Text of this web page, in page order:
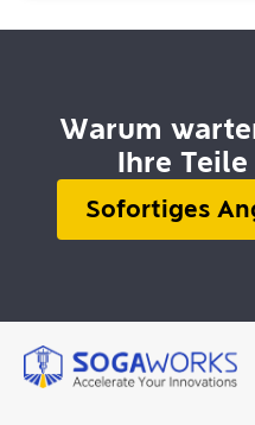
Warum
Ihre Teile
Sofortiges